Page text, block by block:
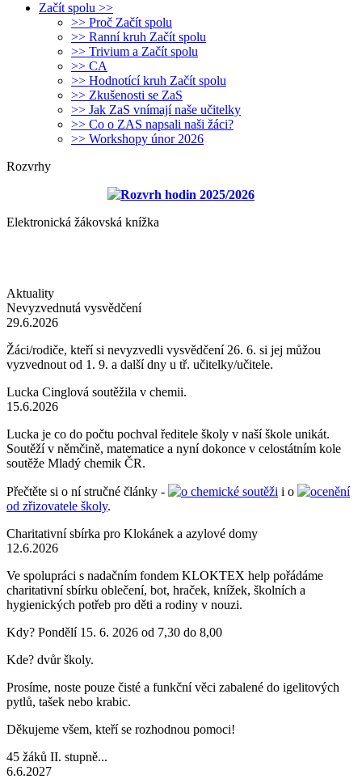
Začít spolu >>
>> Proč Začít spolu
>> Ranní kruh Začít spolu
>> Trivium a Začít spolu
>> CA
>> Hodnotící kruh Začít spolu
>> Zkušenosti se ZaS
>> Jak ZaS vnímají naše učitelky
>> Co o ZAS napsali naši žáci?
>> Workshopy únor 2026
Rozvrhy
Rozvrh hodin 2025/2026
Elektronická žákovská knížka
Aktuality
Nevyzvednutá vysvědčení
29.6.2026
Žáci/rodiče, kteří si nevyzvedli vysvědčení 26. 6. si jej můžou
vyzvednout od 1. 9. a další dny u tř. učitelky/učitele.
Lucka Cinglová soutěžila v chemii.
15.6.2026
Lucka je co do počtu pochval ředitele školy v naší škole unikát.
Soutěží v němčině, matematice a nyní dokonce v celostátním kole
soutěže Mladý chemik ČR.
Přečtěte si o ní stručné články - o chemické soutěži i o
ocenění
od zřizovatele školy.
Charitativní sbírka pro Klokánek a azylové domy
12.6.2026
Ve spolupráci s nadačním fondem KLOKTEX help pořádáme
charitativní sbírku oblečení, bot, hraček, knížek, školních a
hygienických potřeb pro děti a rodiny v nouzi.
Kdy? Pondělí 15. 6. 2026 od 7,30 do 8,00
Kde? dvůr školy.
Prosíme, noste pouze čisté a funkční věci zabalené do igelitových
pytlů, tašek nebo krabic.
Děkujeme všem, kteří se rozhodnou pomoci!
45 žáků II. stupně...
6.6.2027